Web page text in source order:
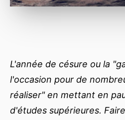
L'année de césure ou la
l'occasion pour de
réaliser" en mettant en
d'études supérieures.